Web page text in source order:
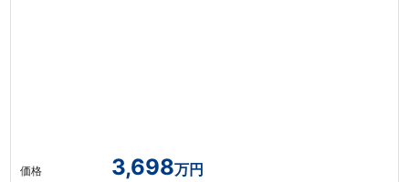
価格 3,698万円